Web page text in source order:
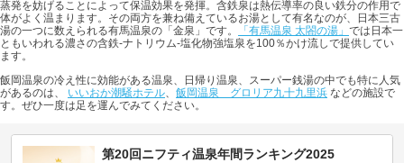
蒸発を妨げることによって保温効果を発揮。含鉄泉は熱伝導率の良い鉄分の作用で
体がよく温まります。その両方を兼ね備えているお湯として有名なのが、日本三古
湯の一つに数えられる有馬温泉の「金泉」です。
「有馬温泉 太閤の湯」 では日本一
ともいわれる濃さの含鉄-ナトリウム-塩化物強塩泉を100％かけ流しで提供してい
ます。
飯岡温泉の冷え性に効能がある温泉、日帰り温泉、スーパー銭湯の中でも特に人気
があるのは、 いいおか潮騒ホテル、 飯岡温泉 グロリア九十九里浜 などの施設で
す。ぜひ一度は足を運んでみてください。
第20回ニフティ温泉年間ランキング2025